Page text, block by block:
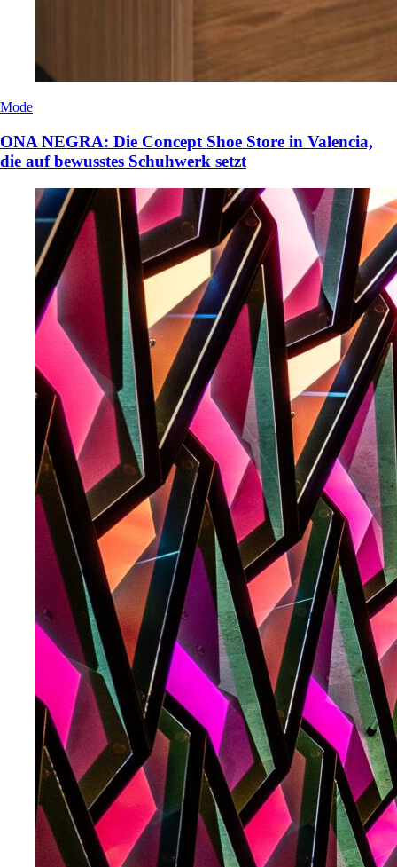
Mode
ONA NEGRA: Die Concept Shoe Store in Valencia,
die auf bewusstes Schuhwerk setzt